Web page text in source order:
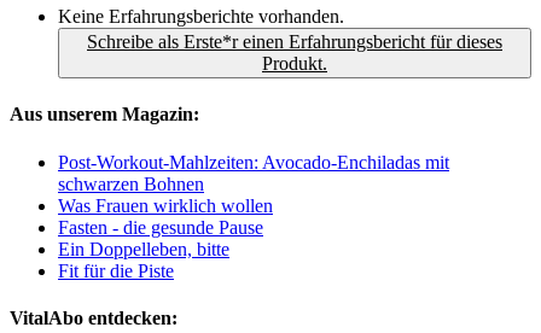
Keine Erfahrungsberichte vorhanden.
Schreibe als Erste*r einen Erfahrungsbericht für dieses
Produkt.
Aus unserem Magazin:
Post-Workout-Mahlzeiten: Avocado-Enchiladas mit
schwarzen Bohnen
Was Frauen wirklich wollen
Fasten - die gesunde Pause
Ein Doppelleben, bitte
Fit für die Piste
VitalAbo entdecken: